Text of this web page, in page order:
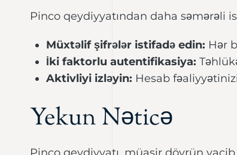
Pinco qeydiyyatından daha səmərəli
Müxtəlif şifrələr istifadə edin: Hər
İki faktorlu autentifikasiya:
Aktivliyi izləyin: Hesab
Yekun Nəticə